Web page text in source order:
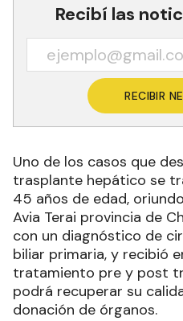
Recibí las
RECIBIR
Uno de los casos que
trasplante hepático se
45 años de edad,
Avia Terai provincia de
con un diagnóstico de
biliar primaria, y recibió
tratamiento pre y post
podrá recuperar su
donación de órganos.